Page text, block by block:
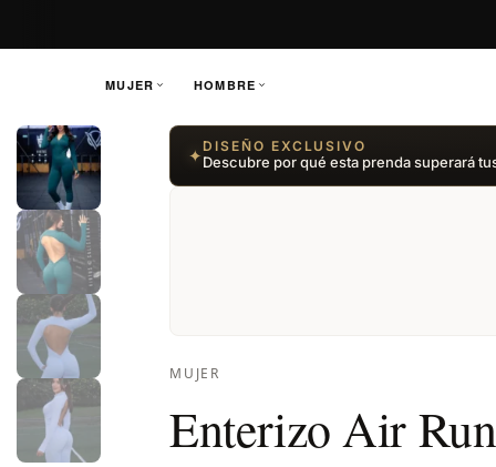
MUJER HOMBRE
Saltar
contenido
✦ DISEÑO EXCLUSIVO
Descubre por qué esta prenda superará
MUJER
Enterizo Air